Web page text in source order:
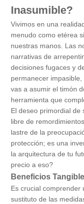
Inasumible?
Vivimos en una
menudo como etérea
nuestras manos. Las
narrativas de
decisiones fugaces y
permanecer
vas a asumir el timón
herramienta que
El deseo primordial de
libre de
lastre de la
protección; es una
la arquitectura de tu
precio a eso?
Beneficios
Es crucial comprender
sustituto de las